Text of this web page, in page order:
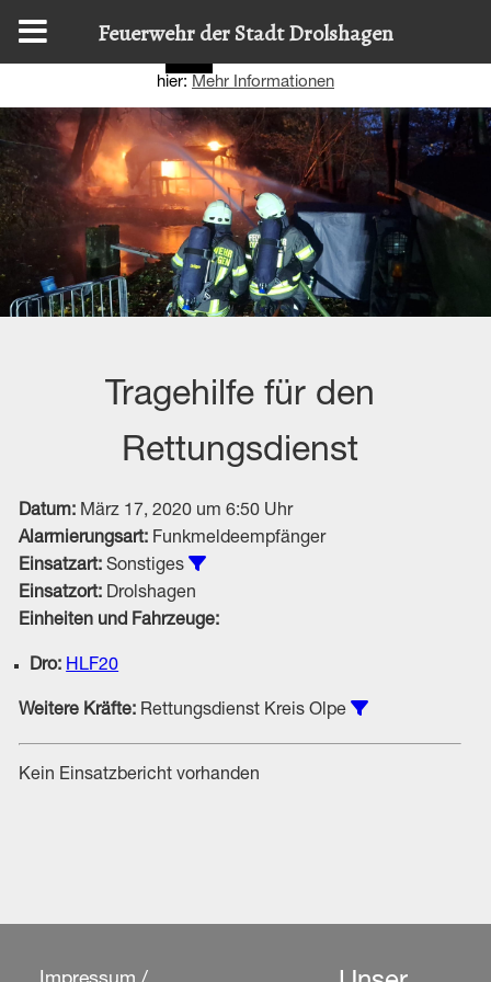
Tragehilfe für den
Rettungsdienst
Datum: März 17, 2020 um 6:50 Uhr
Alarmierungsart: Funkmeldeempfänger
Einsatzart: Sonstiges
Einsatzort: Drolshagen
Einheiten und Fahrzeuge:
Dro: HLF20
Weitere Kräfte: Rettungsdienst Kreis Olpe
Kein Einsatzbericht vorhanden
Diese Website nutzt Cookies, um bestmögliche Funktionalität
hier: Mehr Informationen
Feuerwehr der Stadt Drolshagen